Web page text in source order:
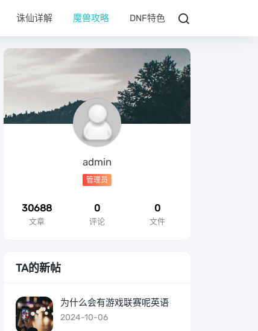
诛仙详解 魔兽攻略 DNF特色
admin
管理员
30688
文章
0
评论
0
文件
TA的新帖
为什么会有游戏联赛呢英语
2024-10-06